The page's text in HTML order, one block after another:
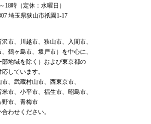
18時（定休：水曜日）
埼玉県狭山市祇園1-17
沢市、 川越市、狭山市、入間市、
鶴ヶ島市、坂戸市）を中心に、
部地域を除く）および東京都の
しています。
、武蔵村山市、西東京市、
市、小平市、福生市、昭島市、
野市、青梅市
わせください。